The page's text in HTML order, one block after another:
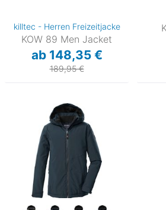
killtec - Herren Freizeitjacke
KOW 89 Men Jacket
ab 148,35 €
189,95 €